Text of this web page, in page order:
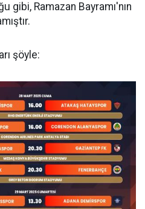
gibi, Ramazan Bayramı'nın
şöyle: